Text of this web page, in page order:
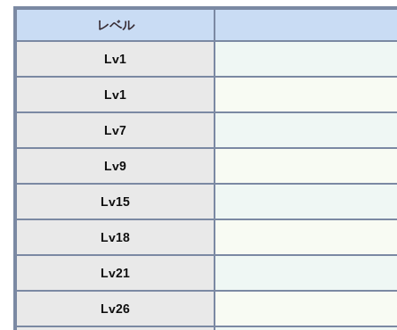
レベル
Lv1
Lv1
Lv7
Lv9
Lv15
Lv18
Lv21
Lv26